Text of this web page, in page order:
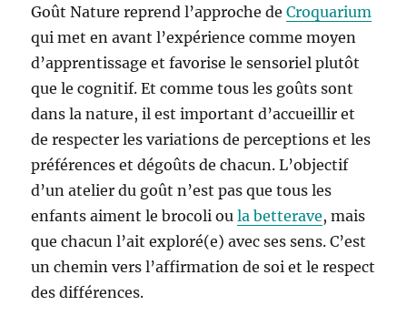
Goût Nature reprend l’approche deCroquarium
qui met en avant l’expérience comme moyen
d’apprentissage et favorise le sensoriel plutôt
que le cognitif. Et comme tous les goûts sont
dans la nature, il est important d’accueillir et
de respecter les variations de perceptions et les
préférences et dégoûts de chacun. L’objectif
d’un atelier du goût n’est pas que tous les
enfants aiment le brocoli oula betterave, mais
que chacun l’ait exploré(e) avec ses sens. C’est
un chemin vers l’affirmation de soi et le respect
des différences.